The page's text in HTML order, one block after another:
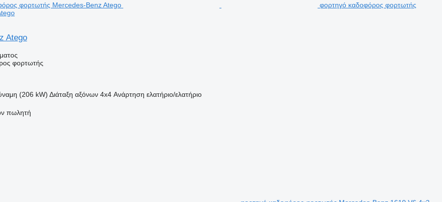
φορτηγό καδοφόρος φορτωτής
Atego
φορτωτής
(206 kW) Διάταξη αξόνων 4x4 Ανάρτηση ελατήριο/ελατήριο
πωλητή